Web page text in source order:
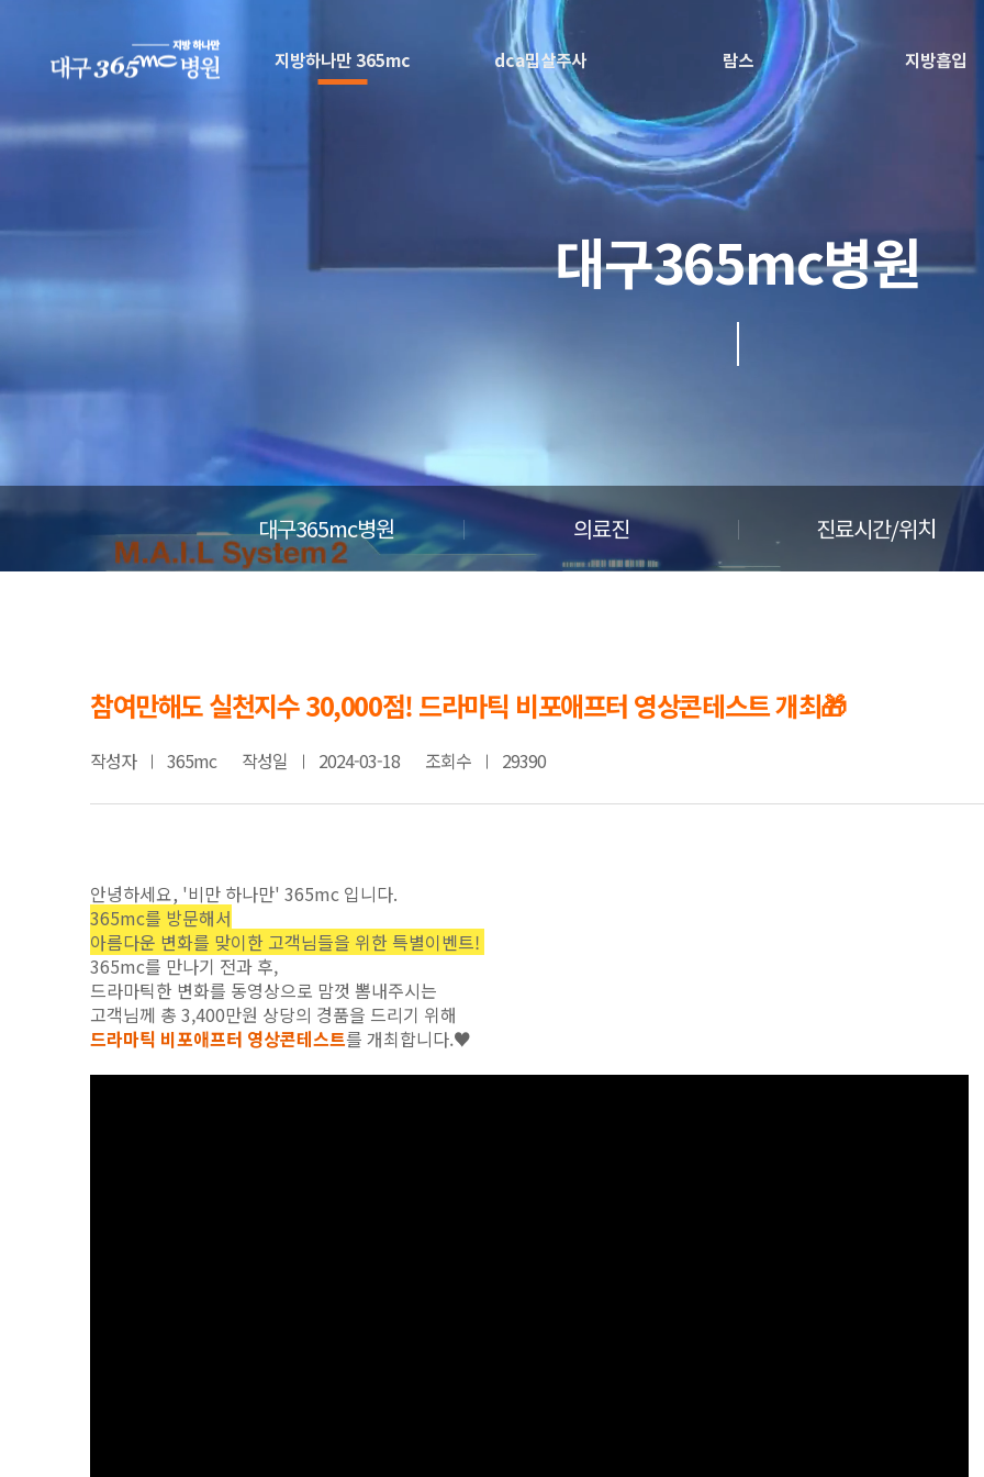
지방하나만 365mc dca밉살주사 람스 지방흡입
대구365mc병원
대구365mc병원 의료진 진료시간/위치
참여만해도 실천지수 30,000점! 드라마틱 비포애프터 영상콘테스트 개최🎁
작성자 365mc 작성일 2024-03-18 조회수 29390
안녕하세요, '비만 하나만' 365mc 입니다.
365mc를 방문해서
아름다운 변화를 맞이한 고객님들을 위한 특별이벤트!
365mc를 만나기 전과 후,
드라마틱한 변화를 동영상으로 맘껏 뽐내주시는
고객님께 총 3,400만원 상당의 경품을 드리기 위해
드라마틱 비포애프터 영상콘테스트를 개최합니다.♥